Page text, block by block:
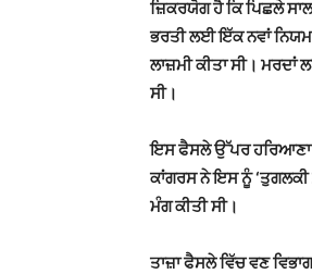
ਜ਼ਿਕਰਯੋਗ ਹੈ ਕਿ ਪਿਛਲੇ
ਭਰਤੀ ਲਈ ਇੱਕ ਨਵਾਂ ਨਿਯਮ
ਲਾਜ਼ਮੀ ਕੀਤਾ ਸੀ। ਮਰਦਾਂ
ਸੀ।
ਇਸ ਫੈਸਲੇ ਉੱਪਰ ਹਰਿਆਣਾ
ਕਾਂਗਰਸ ਨੇ ਇਸ ਨੂੰ ‘ਤੁਗਲਕੀ
ਮੰਗ ਕੀਤੀ ਸੀ।
ਤਾਜ਼ਾ ਫੈਸਲੇ ਵਿੱਚ ਵਣ